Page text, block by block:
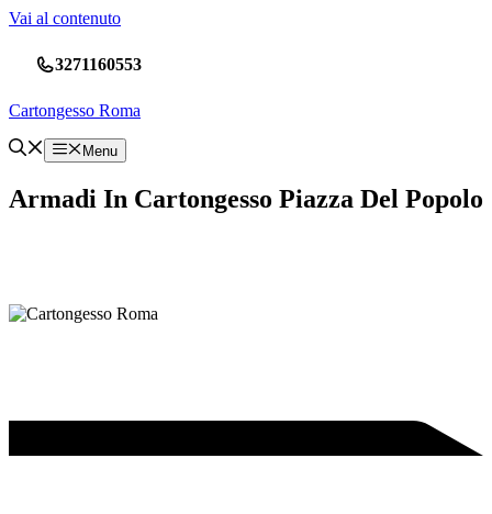
Vai al contenuto
3271160553
Cartongesso Roma
Menu
Armadi In Cartongesso Piazza Del Popolo